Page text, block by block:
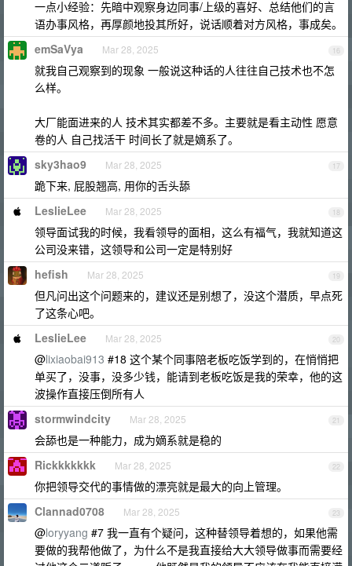
一点小经验：先暗中观察身边同事/上级的喜好、总结他们的言
语办事风格，再厚颜地投其所好，说话顺着对方风格，事成矣。
16
emSaVya Mar 28, 2025
就我自己观察到的现象 一般说这种话的人往往自己技术也不怎
么样。
大厂能面进来的人 技术其实都差不多。主要就是看主动性 愿意
卷的人 自己找活干 时间长了就是嫡系了。
17
sky3hao9 Mar 28, 2025
跪下来, 屁股翘高, 用你的舌头舔
18
LeslieLee Mar 28, 2025
领导面试我的时候，我看领导的面相，这么有福气，我就知道这
公司没来错，这领导和公司一定是特别好
19
hefish Mar 28, 2025
但凡问出这个问题来的，建议还是别想了，没这个潜质，早点死
了这条心吧。
20
LeslieLee Mar 28, 2025
@lixiaobai913 #18 这个某个同事陪老板吃饭学到的，在悄悄把
单买了，没事，没多少钱，能请到老板吃饭是我的荣幸，他的这
波操作直接压倒所有人
21
stormwindcity Mar 28, 2025
会舔也是一种能力，成为嫡系就是稳的
22
Rickkkkkkk Mar 28, 2025
你把领导交代的事情做的漂亮就是最大的向上管理。
23
Clannad0708 Mar 28, 2025
@loryyang #7 我一直有个疑问，这种替领导着想的，如果他需
要做的我帮他做了，为什么不是我直接给大大领导做事而需要经